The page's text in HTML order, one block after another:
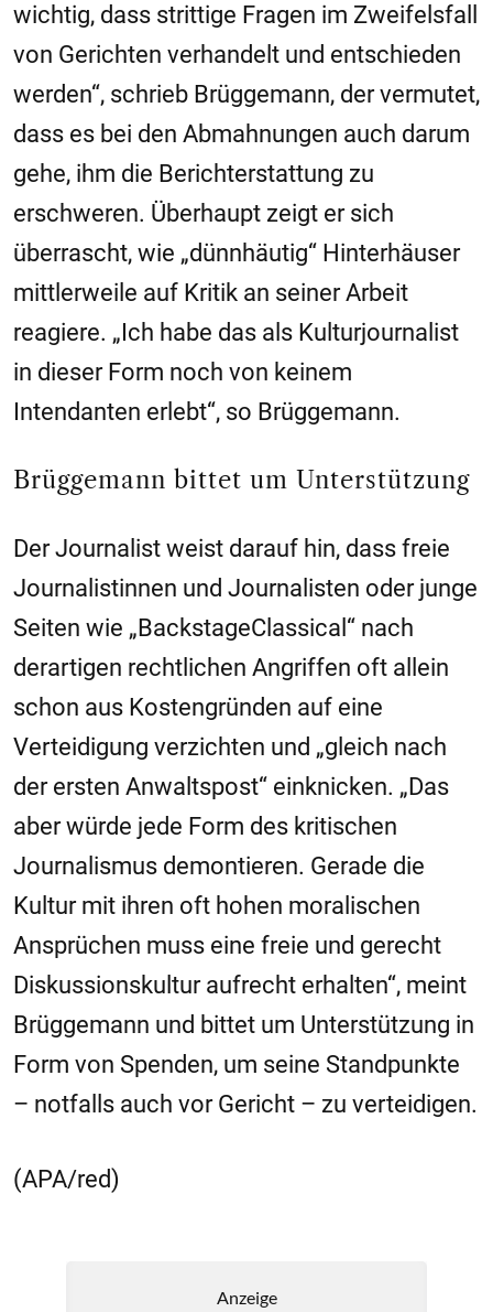
wichtig, dass strittige Fragen im Zweifelsfall
von Gerichten verhandelt und entschieden
werden“, schrieb Brüggemann, der vermutet,
dass es bei den Abmahnungen auch darum
gehe, ihm die Berichterstattung zu
erschweren. Überhaupt zeigt er sich
überrascht, wie „dünnhäutig“ Hinterhäuser
mittlerweile auf Kritik an seiner Arbeit
reagiere. „Ich habe das als Kulturjournalist
in dieser Form noch von keinem
Intendanten erlebt“, so Brüggemann.
Brüggemann bittet um Unterstützung
Der Journalist weist darauf hin, dass freie
Journalistinnen und Journalisten oder junge
Seiten wie „BackstageClassical“ nach
derartigen rechtlichen Angriffen oft allein
schon aus Kostengründen auf eine
Verteidigung verzichten und „gleich nach
der ersten Anwaltspost“ einknicken. „Das
aber würde jede Form des kritischen
Journalismus demontieren. Gerade die
Kultur mit ihren oft hohen moralischen
Ansprüchen muss eine freie und gerecht
Diskussionskultur aufrecht erhalten“, meint
Brüggemann und bittet um Unterstützung in
Form von Spenden, um seine Standpunkte
– notfalls auch vor Gericht – zu verteidigen.
(APA/red)
Anzeige